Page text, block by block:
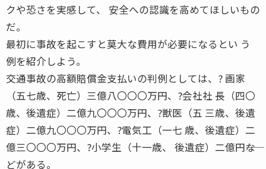
クや恐さを実感して、 安全への認識を高めてほしいもの
だ。
最初に事故を起こすと莫大な費用が必要になるとい う
例を紹介しよう。
交通事故の高額賠償金支払いの判例としては、? 画家
（五七歳、死亡）三億八〇〇〇万円、?会社社 長（四〇
歳、後遺症）二億九〇〇〇万円、?獣医（五 三歳、後遺
症）二億九〇〇〇万円、?電気工（一七 歳、後遺症）二
億三〇〇〇万円、?小学生（十一歳、 後遺症）二億円――な
どがある。